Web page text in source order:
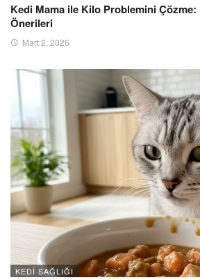
Kedi Mama ile Kilo Problemini
Önerileri
Mart 2, 2026
KEDI SAĞLIĞI